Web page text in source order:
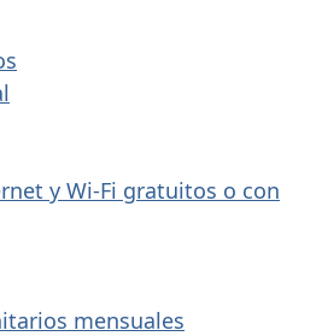
y Wi-Fi gratuitos o con
mensuales